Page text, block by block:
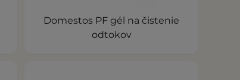
Domestos PF gél na čistenie
odtokov